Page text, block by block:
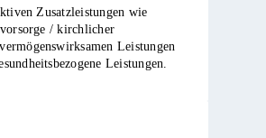
Zusatzleistungen wie
/ kirchlicher
Leistungen
Leistungen.​